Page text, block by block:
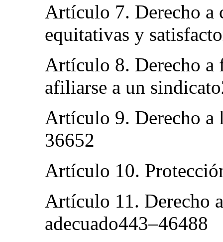
Artículo 7. Derecho a
equitativas y
Artículo 8. Derecho a
afiliarse a un
Artículo 9. Derecho a
36652
Artículo 10.
Artículo 11. Derecho
adecuado443–46488